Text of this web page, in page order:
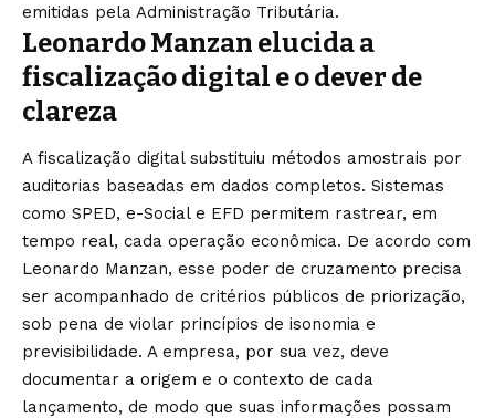
emitidas pela Administração Tributária.
Leonardo Manzan elucida a
fiscalização digital e o dever de
clareza
A fiscalização digital substituiu métodos amostrais por
auditorias baseadas em dados completos. Sistemas
como SPED, e-Social e EFD permitem rastrear, em
tempo real, cada operação econômica. De acordo com
Leonardo Manzan, esse poder de cruzamento precisa
ser acompanhado de critérios públicos de priorização,
sob pena de violar princípios de isonomia e
previsibilidade. A empresa, por sua vez, deve
documentar a origem e o contexto de cada
lançamento, de modo que suas informações possam